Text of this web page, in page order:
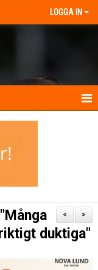
LOGGA IN
>
<
duktiga"